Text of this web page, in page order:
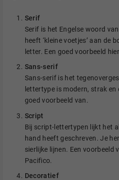
Serif
Serif is het Engelse woord
heeft ‘kleine voetjes’ aan de
letter. Een goed voorbeeld
Sans-serif
Sans-serif is het
lettertype is modern, strak en
goed voorbeeld van.
Script
Bij script-lettertypen lijkt het
hand heeft geschreven. Je
sierlijke lijnen. Een voorbeeld
Pacifico.
Decoratief